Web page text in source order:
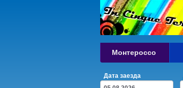
Монтероссо
Дата заезда